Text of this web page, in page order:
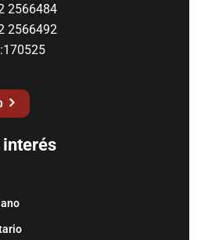
2566484
2566492
interés